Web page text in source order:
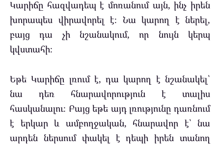
Կարիճը հազվադեպ է մոռանում այն, ինչ իրեն
խորապես վիրավորել է։ Նա կարող է ներել,
բայց դա չի նշանակում, որ նույն կերպ
կվստահի։
Եթե Կարիճը լռում է, դա կարող է նշանակել՝
նա դեռ հնարավորություն է տալիս
հասկանալու։ Բայց եթե այդ լռությունը դառնում
է երկար և ամբողջական, հնարավոր է՝ նա
արդեն ներսում փակել է դեպի իրեն տանող